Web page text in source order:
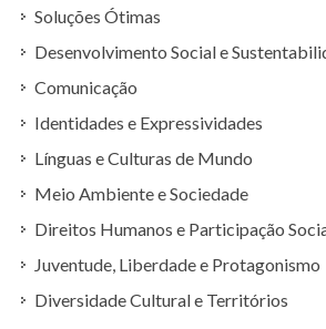
Soluções Ótimas
Desenvolvimento Social e
Comunicação
Identidades e Expressividades
Línguas e Culturas de Mundo
Meio Ambiente e Sociedade
Direitos Humanos e Participação
Juventude, Liberdade e Protagonismo
Diversidade Cultural e Territórios